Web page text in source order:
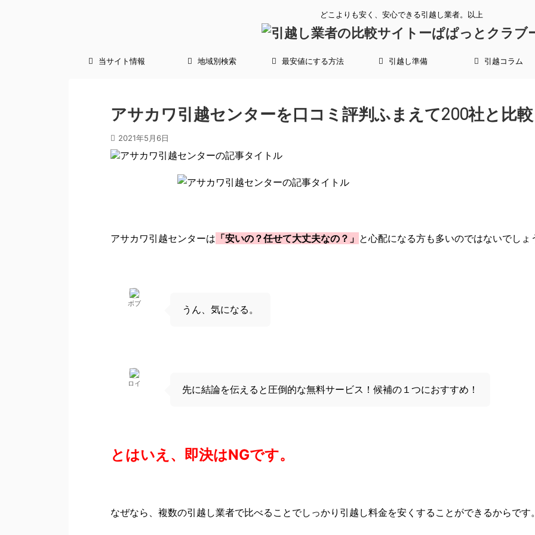
どこよりも安く、安心できる引越し業者。以上
当サイト情報 地域別検索 最安値にする方法 引越し準備 引越コラム
アサカワ引越センターを口コミ評判ふまえて200社と比
2021年5月6日
アサカワ引越センターは 「安いの？任せて大丈夫なの？」 と心配になる方も多いのではないでしょ
ボブ うん、気になる。
ロイ 先に結論を伝えると圧倒的な無料サービス！候補の１つにおすすめ！
とはいえ、即決はNGです。
なぜなら、複数の引越し業者で比べることでしっかり引越し料金を安くすることができるからです